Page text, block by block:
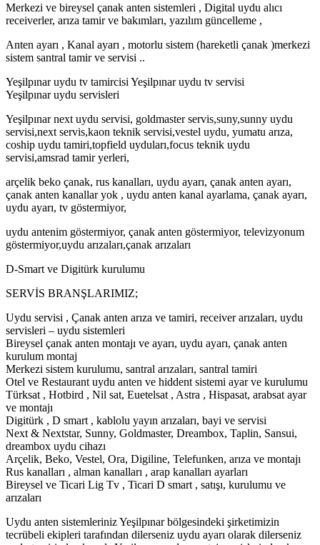
Merkezi ve bireysel çanak anten sistemleri , Digital uydu alıcı
receiverler, arıza tamir ve bakımları, yazılım güncelleme ,
Anten ayarı , Kanal ayarı , motorlu sistem (hareketli çanak )merkezi
sistem santral tamir ve servisi ..
Yeşilpınar uydu tv tamircisi Yeşilpınar uydu tv servisi
Yeşilpınar uydu servisleri
Yeşilpınar next uydu servisi, goldmaster servis,suny,sunny uydu
servisi,next servis,kaon teknik servisi,vestel uydu, yumatu arıza,
coship uydu tamiri,topfield uyduları,focus teknik uydu
servisi,amsrad tamir yerleri,
arçelik beko çanak, rus kanalları, uydu ayarı, çanak anten ayarı,
çanak anten kanallar yok , uydu anten kanal ayarlama, çanak ayarı,
uydu ayarı, tv göstermiyor,
uydu antenim göstermiyor, çanak anten göstermiyor, televizyonum
göstermiyor,uydu arızaları,çanak arızaları
D-Smart ve Digitürk kurulumu
SERVİS BRANŞLARIMIZ;
Uydu servisi , Çanak anten arıza ve tamiri, receiver arızaları, uydu
servisleri – uydu sistemleri
Bireysel çanak anten montajı ve ayarı, uydu ayarı, çanak anten
kurulum montaj
Merkezi sistem kurulumu, santral arızaları, santral tamiri
Otel ve Restaurant uydu anten ve hiddent sistemi ayar ve kurulumu
Türksat , Hotbird , Nil sat, Euetelsat , Astra , Hispasat, arabsat ayar
ve montajı
Digitürk , D smart , kablolu yayın arızaları, bayi ve servisi
Next & Nextstar, Sunny, Goldmaster, Dreambox, Taplin, Sansui,
dreambox uydu cihazı
Arçelik, Beko, Vestel, Ora, Digiline, Telefunken, arıza ve montajı
Rus kanalları , alman kanalları , arap kanalları ayarları
Bireysel ve Ticari Lig Tv , Ticari D smart , satışı, kurulumu ve
arızaları
Uydu anten sistemleriniz Yeşilpınar bölgesindeki şirketimizin
tecrübeli ekipleri tarafından dilerseniz uydu ayarı olarak dilerseniz